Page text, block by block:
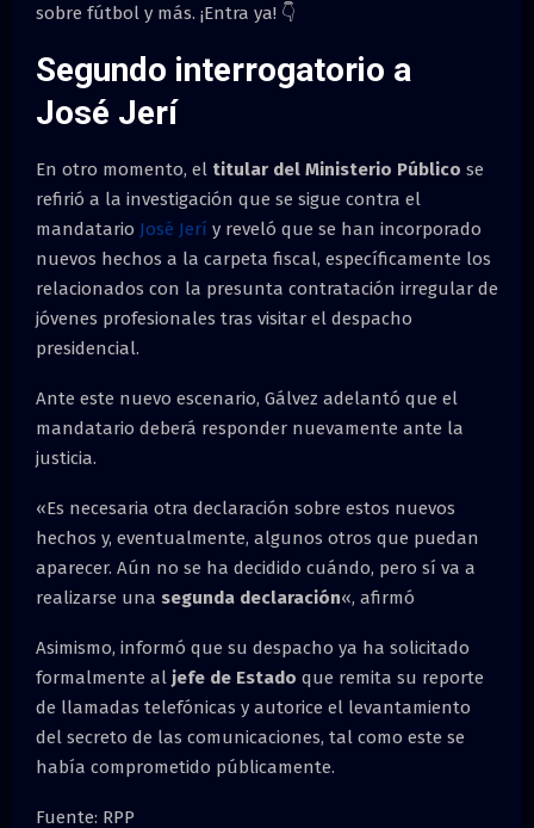
sobre fútbol y más. ¡Entra ya! 👇
Segundo interrogatorio a
José Jerí
En otro momento, el titular del Ministerio Público se
refirió a la investigación que se sigue contra el
mandatario José Jerí y reveló que se han incorporado
nuevos hechos a la carpeta fiscal, específicamente los
relacionados con la presunta contratación irregular de
jóvenes profesionales tras visitar el despacho
presidencial.
Ante este nuevo escenario, Gálvez adelantó que el
mandatario deberá responder nuevamente ante la
justicia.
«Es necesaria otra declaración sobre estos nuevos
hechos y, eventualmente, algunos otros que puedan
aparecer. Aún no se ha decidido cuándo, pero sí va a
realizarse una segunda declaración«, afirmó
Asimismo, informó que su despacho ya ha solicitado
formalmente al jefe de Estado que remita su reporte
de llamadas telefónicas y autorice el levantamiento
del secreto de las comunicaciones, tal como este se
había comprometido públicamente.
Fuente: RPP